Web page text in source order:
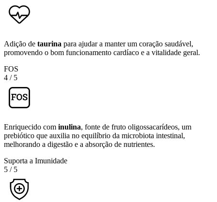
Adição de taurina para ajudar a manter um coração saudável,
promovendo o bom funcionamento cardíaco e a vitalidade geral.
FOS
4 / 5
Enriquecido com inulina, fonte de fruto oligossacarídeos, um
prebiótico que auxilia no equilíbrio da microbiota intestinal,
melhorando a digestão e a absorção de nutrientes.
Suporta a Imunidade
5 / 5